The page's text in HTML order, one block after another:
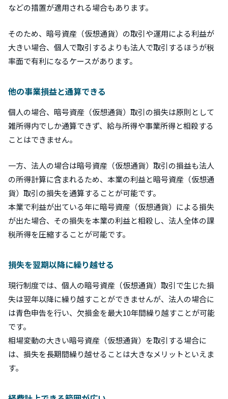
などの措置が適用される場合もあります。
そのため、暗号資産（仮想通貨）の取引や運用による利益が
大きい場合、個人で取引するよりも法人で取引するほうが税
率面で有利になるケースがあります。
他の事業損益と通算できる
個人の場合、暗号資産（仮想通貨）取引の損失は原則として
雑所得内でしか通算できず、給与所得や事業所得と相殺する
ことはできません。
一方、法人の場合は暗号資産（仮想通貨）取引の損益も法人
の所得計算に含まれるため、本業の利益と暗号資産（仮想通
貨）取引の損失を通算することが可能です。
本業で利益が出ている年に暗号資産（仮想通貨）による損失
が出た場合、その損失を本業の利益と相殺し、法人全体の課
税所得を圧縮することが可能です。
損失を翌期以降に繰り越せる
現行制度では、個人の暗号資産（仮想通貨）取引で生じた損
失は翌年以降に繰り越すことができませんが、法人の場合に
は青色申告を行い、欠損金を最大10年間繰り越すことが可能
です。
相場変動の大きい暗号資産（仮想通貨）を取引する場合に
は、損失を長期間繰り越せることは大きなメリットといえま
す。